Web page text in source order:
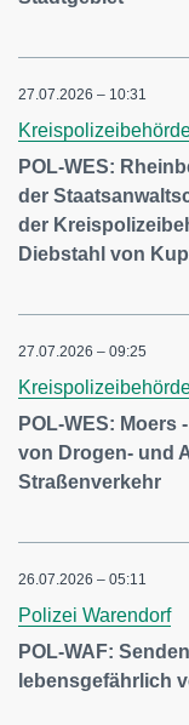
27.07.2026 – 10:31
POL-WES:
der
der
Diebstahl von
27.07.2026 – 09:25
POL-WES:
von Drogen- und
Straßenverkehr
26.07.2026 – 05:11
Polizei Warendorf
POL-WAF:
lebensgefährlich